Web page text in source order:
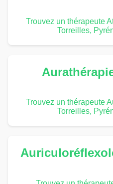
Trouvez un thérapeute
Torreilles,
Trouvez un thérapeute
Torreilles,